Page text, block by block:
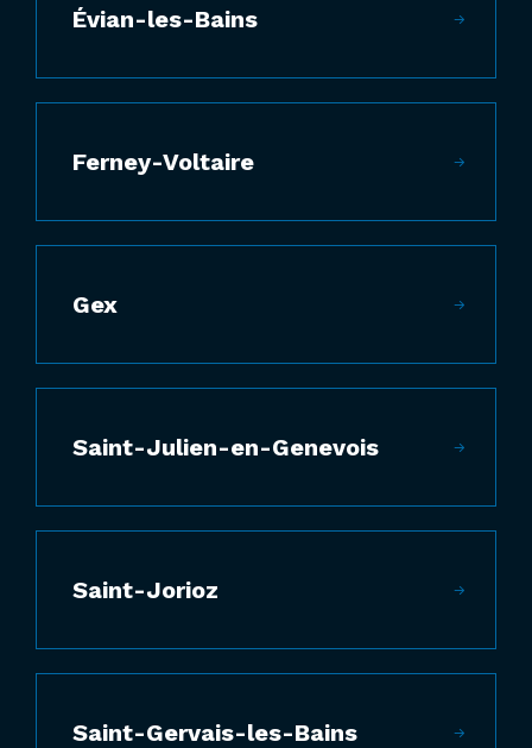
Évian-les-Bains
Ferney-Voltaire
Gex
Saint-Julien-en-Genevois
Saint-Jorioz
Saint-Gervais-les-Bains